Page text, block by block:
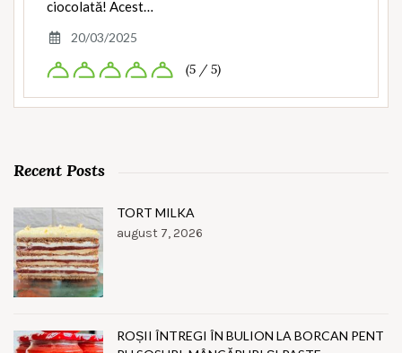
ciocolată! Acest…
20/03/2025
(5 / 5)
Recent Posts
TORT MILKA
august 7, 2026
ROȘII ÎNTREGI ÎN BULION LA BORCAN PENT